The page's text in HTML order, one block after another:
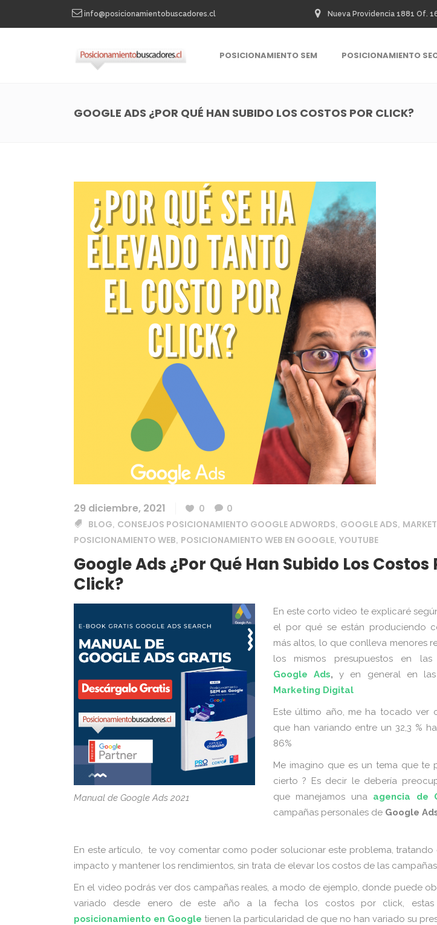
info@posicionamientobuscadores.cl Nueva Providencia 1881 Of.
POSICIONAMIENTO SEM POSICIONAMIENTO
GOOGLE ADS ¿POR QUÉ HAN SUBIDO LOS COSTOS POR CLICK?
29 diciembre, 2021 0
0
BLOG, CONSEJOS POSICIONAMIENTO GOOGLE ADWORDS, GOOGLE ADS,
POSICIONAMIENTO WEB, POSICIONAMIENTO WEB EN GOOGLE, YOUTUBE
Google Ads ¿Por Qué Han Subido Los Costos
Click?
Manual de Google Ads 2021
En este corto video te explicaré
el por qué se están produciendo
más altos, lo que conlleva menores
los mismos presupuestos en
Google Ads,y en general en las
Marketing Digital
Este último año, me ha tocado ver
que han variando entre un 32,3 %
86%
Me imagino que es un tema que te
cierto ? Es decir le debería
que manejamos una agencia de
campañas personales de Google
En este artículo,
te voy comentar como poder solucionar este problema, tratando
impacto y mantener los rendimientos, sin trata de elevar los costos de las
En el video podrás ver dos campañas reales, a modo de ejemplo, donde puede
variado desde enero de este año a la fecha los costos por click, estas
posicionamiento en Google tienen la particularidad de que no han variado su